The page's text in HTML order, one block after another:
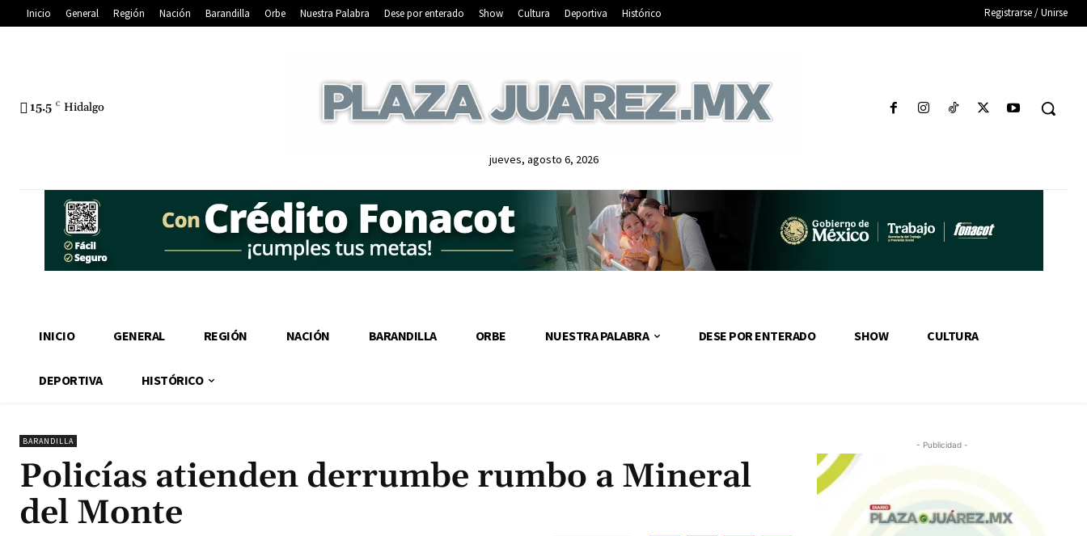
Inicio General Región Nación Barandilla Orbe Nuestra Palabra Dese por enterado Show Cultura Deportiva Histórico Registrarse / Unirse
15.5 C Hidalgo
jueves, agosto 6, 2026
INICIO GENERAL REGIÓN NACIÓN BARANDILLA ORBE NUESTRA PALABRA DESE POR ENTERADO SHOW CULTURA
DEPORTIVA HISTÓRICO
BARANDILLA
Policías atienden derrumbe rumbo a Mineral
del Monte
- Publicidad -